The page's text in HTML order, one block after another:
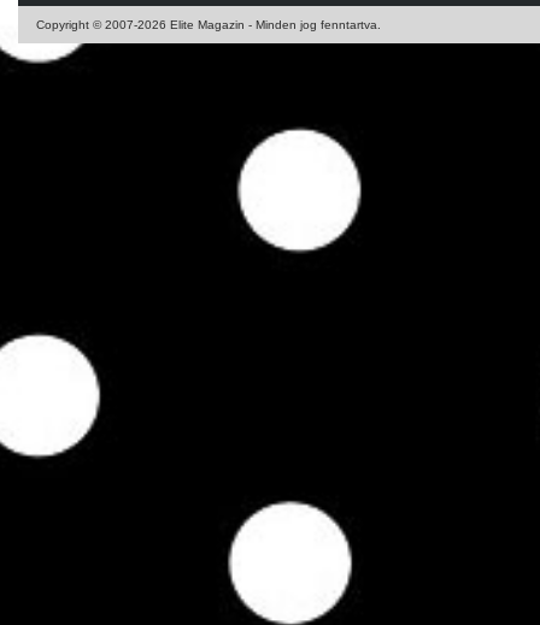
Copyright © 2007-2026 Elite Magazin - Minden jog fenntartva.